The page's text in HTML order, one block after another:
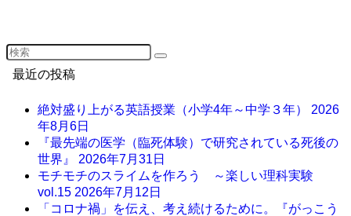
最近の投稿
絶対盛り上がる英語授業（小学4年～中学３年） 2026
年8月6日
『最先端の医学（臨死体験）で研究されている死後の
世界』 2026年7月31日
モチモチのスライムを作ろう ～楽しい理科実験
vol.15 2026年7月12日
「コロナ禍」を伝え、考え続けるために。『がっこう